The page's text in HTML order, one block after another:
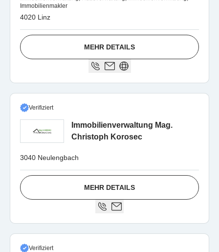
Immobilienmakler
4020 Linz
MEHR DETAILS
Verifiziert
Immobilienverwaltung Mag.
Christoph Korosec
3040 Neulengbach
MEHR DETAILS
Verifiziert